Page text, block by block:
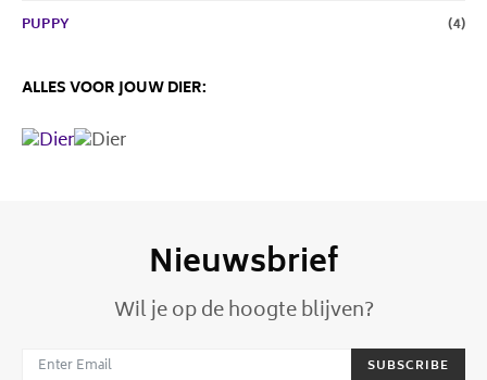
PUPPY (4)
ALLES VOOR JOUW DIER:
Nieuwsbrief
Wil je op de hoogte blijven?
SUBSCRIBE